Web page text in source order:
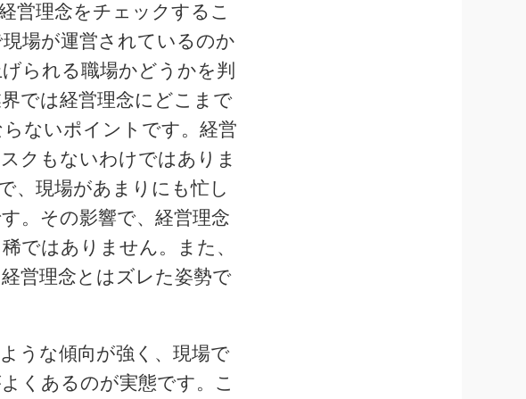
営理念をチェックするこ
場が運営されているのか
られる職場かどうかを判
では経営理念にどこまで
ないポイントです。経営
クもないわけではありま
、現場があまりにも忙し
。その影響で、経営理念
ではありません。また、
営理念とはズレた姿勢で
うな傾向が強く、現場で
くあるのが実態です。こ